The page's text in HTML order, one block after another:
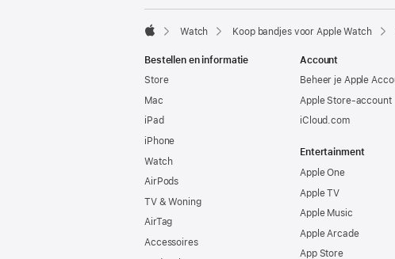
Watch Koop bandjes voor Apple Watch
Bestellen en informatie
Store
Mac
iPad
iPhone
Watch
AirPods
TV & Woning
AirTag
Accessoires
Account
Beheer je Apple
Apple Store-account
iCloud.com
Entertainment
Apple One
Apple TV
Apple Music
Apple Arcade
App Store